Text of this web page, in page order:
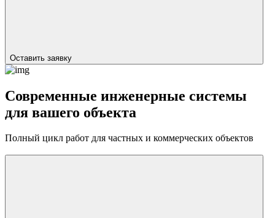
Оставить заявку
Современные инженерные системы
для вашего объекта
Полный цикл работ для частных и коммерческих объектов